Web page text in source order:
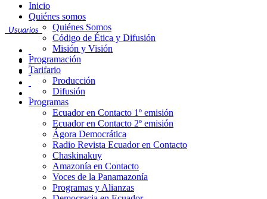
Usuarios
Inicio
Quiénes somos
Quiénes Somos
Código de Ética y Difusión
Misión y Visión
Programación
Tarifario
Producción
Difusión
Programas
Ecuador en Contacto 1º emisión
Ecuador en Contacto 2º emisión
Ágora Democrática
Radio Revista Ecuador en Contacto
Chaskinakuy
Amazonía en Contacto
Voces de la Panamazonía
Programas y Alianzas